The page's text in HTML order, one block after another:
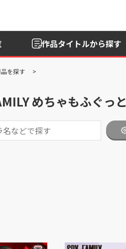
作品タイトルから探す
を探す
めちゃもふぐ